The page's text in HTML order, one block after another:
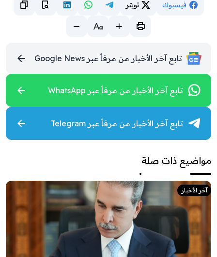
فيسبوك تويتر
تابع آخر الأخبار من مرفأ عبر Google News
تابع آخر الأخبار من مرفأ عبر WhatsApp
تابع آخر الأخبار من مرفأ عبر Telegram
ذات صلة
آخر الأخبار